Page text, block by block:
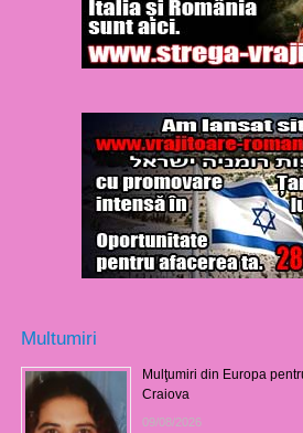
Multumiri
Mulţumiri din Europa
Craiova
09/08/2026